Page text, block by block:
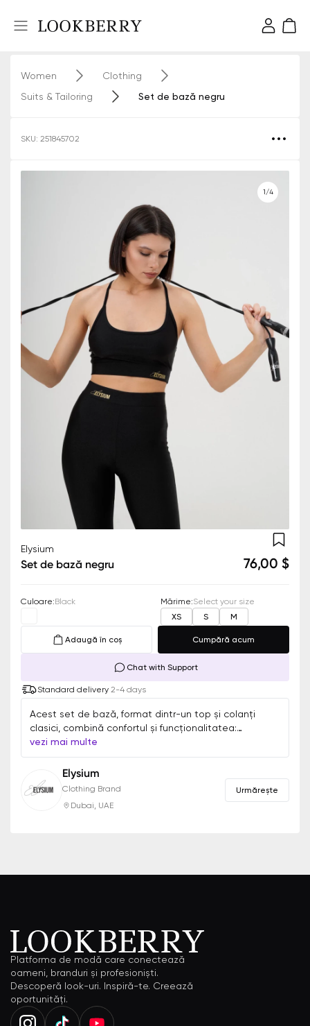
Women
Clothing
Suits & Tailoring
Set de bază negru
SKU: 251845702
1/4
Elysium
Set de bază negru 76,00 $
Culoare:Black Mărime:Select your size
XS
S M
Adaugă în coș Cumpără acum
Chat with Support
Standard delivery 2-4 days
Acest set de bază, format dintr-un top și colanți
clasici, combină confortul și funcționalitatea:
materialul moale și elastic oferă libertate de mișcare,
în timp ce colanții cu talie înaltă asigură o potrivire
perfectă. Designul versatil este potrivit pentru
antrenamente, plimbări sau relaxare, păstrând atât
stilul, cât și caracterul practic.
vezi mai multe
Elysium
Clothing Brand
Dubai, UAE
Urmărește
Platforma de modă care conectează
oameni, branduri și profesioniști.
Descoperă look-uri. Inspiră-te. Creează
oportunități.